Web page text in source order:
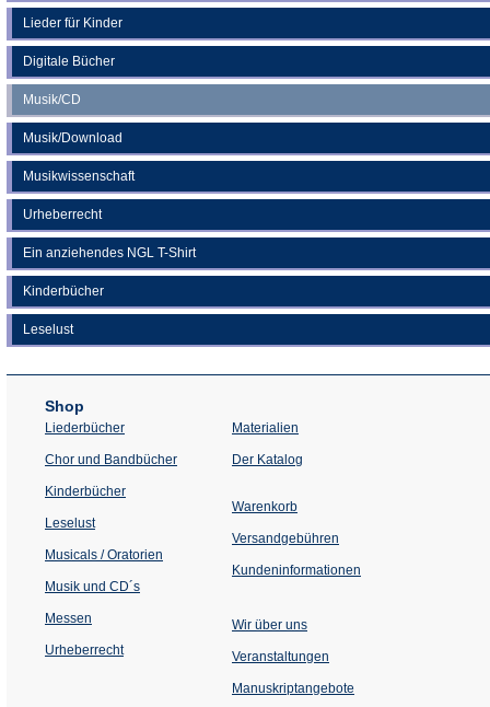
Lieder für Kinder
Digitale Bücher
Musik/CD
Musik/Download
Musikwissenschaft
Urheberrecht
Ein anziehendes NGL T-Shirt
Kinderbücher
Leselust
Shop
Liederbücher
Chor und Bandbücher
Kinderbücher
Leselust
Musicals / Oratorien
Musik und CD´s
Messen
Urheberrecht
Materialien
Der Katalog
Warenkorb
Versandgebühren
Kundeninformationen
Wir über uns
Veranstaltungen
einem
Manuskriptangebote